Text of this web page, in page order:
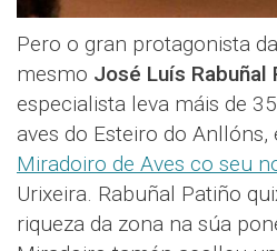
Pero o gran protagonista
mesmo José Luís Rabuñal
especialista leva máis de
aves do Esteiro do
Miradoiro de Aves co seu
Urixeira. Rabuñal Patiño
riqueza da zona na súa